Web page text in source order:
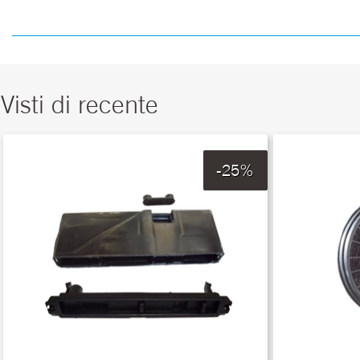
Visti di recente
-25%